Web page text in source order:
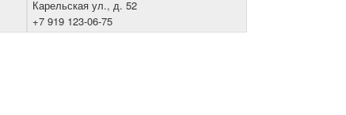
Карельская ул., д. 52
+7 919 123-06-75